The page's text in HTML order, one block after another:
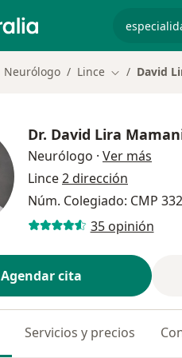
Neurólogo Lince Cambiar de
David
Dr. David Lira
Neurólogo · Ver más
Lince2 dirección
Núm. Colegiado: CMP
35 opinión
Agendar cita
Servicios y precios